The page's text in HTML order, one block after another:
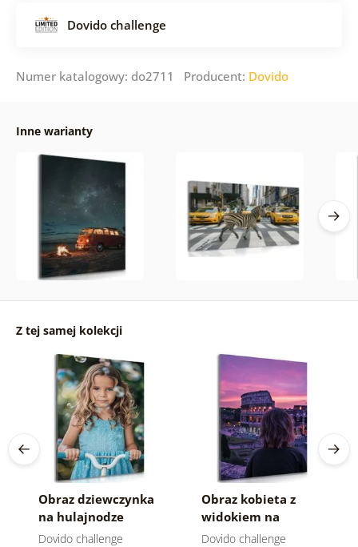
Dovido challenge
Numer katalogowy: do2711 Producent: Dovido
Inne warianty
Z tej samej kolekcji
Obraz dziewczynka
na hulajnodze
Dovido challenge
Obraz kobieta z
widokiem na
Koloseum
Dovido challenge